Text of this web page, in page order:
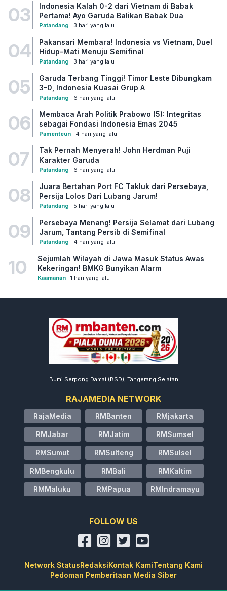
03
Indonesia Kalah 0-2 dari Vietnam di Babak
Pertama! Ayo Garuda Balikan Babak Dua
Patandang | 3 hari yang lalu
04
Pakansari Membara! Indonesia vs Vietnam, Duel
Hidup-Mati Menuju Semifinal
Patandang | 3 hari yang lalu
05
Garuda Terbang Tinggi! Timor Leste Dibungkam
3-0, Indonesia Kuasai Grup A
Patandang | 6 hari yang lalu
06
Membaca Arah Politik Prabowo (5): Integritas
sebagai Fondasi Indonesia Emas 2045
Pamenteun| 4 hari yang lalu
07
Tak Pernah Menyerah! John Herdman Puji
Karakter Garuda
Patandang | 6 hari yang lalu
08
Juara Bertahan Port FC Takluk dari Persebaya,
Persija Lolos Dari Lubang Jarum!
Patandang | 5 hari yang lalu
09
Persebaya Menang! Persija Selamat dari Lubang
Jarum, Tantang Persib di Semifinal
Patandang | 4 hari yang lalu
10
Sejumlah Wilayah di Jawa Masuk Status Awas
Kekeringan! BMKG Bunyikan Alarm
Kaamanan| 1 hari yang lalu
Bumi Serpong Damai (BSD), Tangerang Selatan
RAJAMEDIA NETWORK
RajaMedia RMBanten RMjakarta
RMJabar RMJatim RMSumsel
RMSumut RMSulteng RMSulsel
RMBengkulu RMBali RMKaltim
RMMaluku RMPapua RMIndramayu
FOLLOW US
Network StatusRedaksiKontak KamiTentang Kami
Pedoman Pemberitaan Media Siber